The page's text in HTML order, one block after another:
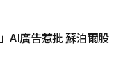
AI廣告惹批 蘇泊爾股